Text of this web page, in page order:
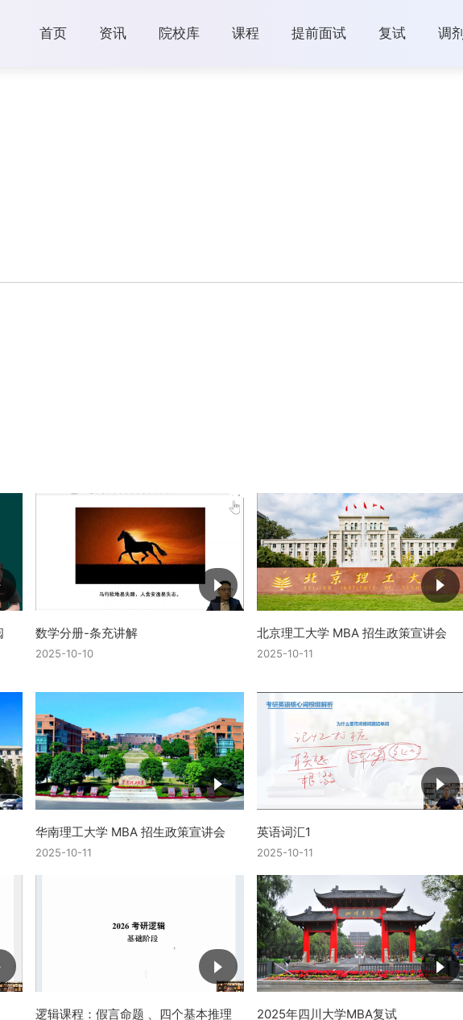
首页 资讯 院校库 课程 提前面试 复试 调剂
数学分册-条充讲解
2025-10-10
北京理工大学 MBA 招生政策宣讲会
2025-10-11
华南理工大学 MBA 招生政策宣讲会
2025-10-11
英语词汇1
2025-10-11
逻辑课程：假言命题 、四个基本推理 2025年四川大学MBA复试